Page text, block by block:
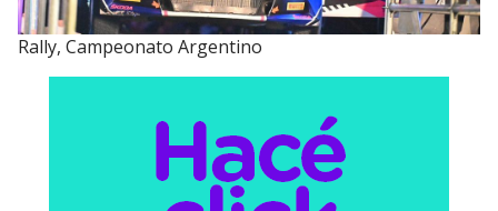
Rally, Campeonato Argentino